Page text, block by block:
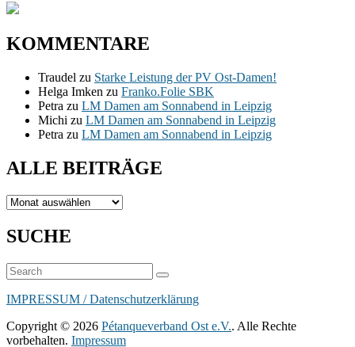
KOMMENTARE
Traudel zu Starke Leistung der PV Ost-Damen!
Helga Imken zu Franko.Folie SBK
Petra zu LM Damen am Sonnabend in Leipzig
Michi zu LM Damen am Sonnabend in Leipzig
Petra zu LM Damen am Sonnabend in Leipzig
ALLE BEITRÄGE
ALLE
SUCHE
Suchen
nach:
Suchen
IMPRESSUM / Datenschutzerklärung
Copyright © 2026 Pétanqueverband Ost e.V.. Alle Rechte
vorbehalten. Impressum